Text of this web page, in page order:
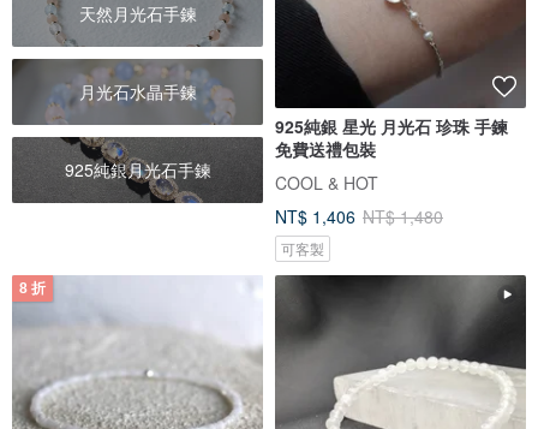
天然月光石手鍊
月光石水晶手鍊
925純銀月光石手鍊
925純銀 星光 月光石 珍珠 手鍊
免費送禮包裝
COOL & HOT
NT$ 1,406 NT$ 1,480
可客製
8 折